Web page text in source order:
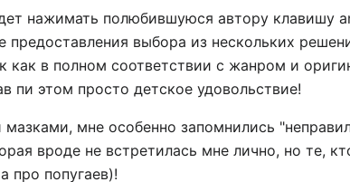
нажимать полюбившуюся автору клавишу
предоставления выбора из нескольких
в полном соответствии с жанром и
пи этом просто детское удовольствие!
мне особенно запомнились
вроде не встретилась мне лично, но те,
про попугаев)!